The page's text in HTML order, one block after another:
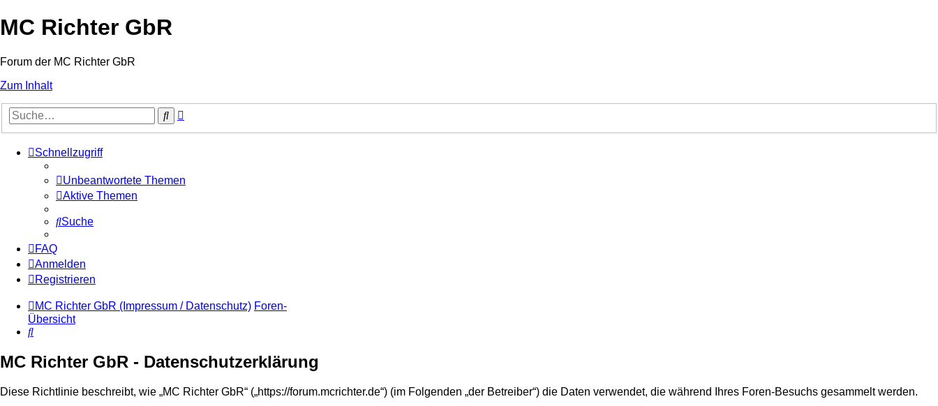
MC Richter GbR
Forum der MC Richter GbR
Zum Inhalt
Suche
Schnellzugriff
Unbeantwortete Themen
Aktive Themen
Suche
FAQ
Anmelden
Registrieren
MC Richter GbR (Impressum / Datenschutz) Foren-
Übersicht
Suche
MC Richter GbR - Datenschutzerklärung
Diese Richtlinie beschreibt, wie „MC Richter GbR“ („https://forum.mcrichter.de“) (im Folgenden „der Betreiber“) die Daten verwendet, die während Ihres Foren-Besuchs gesammelt werden.